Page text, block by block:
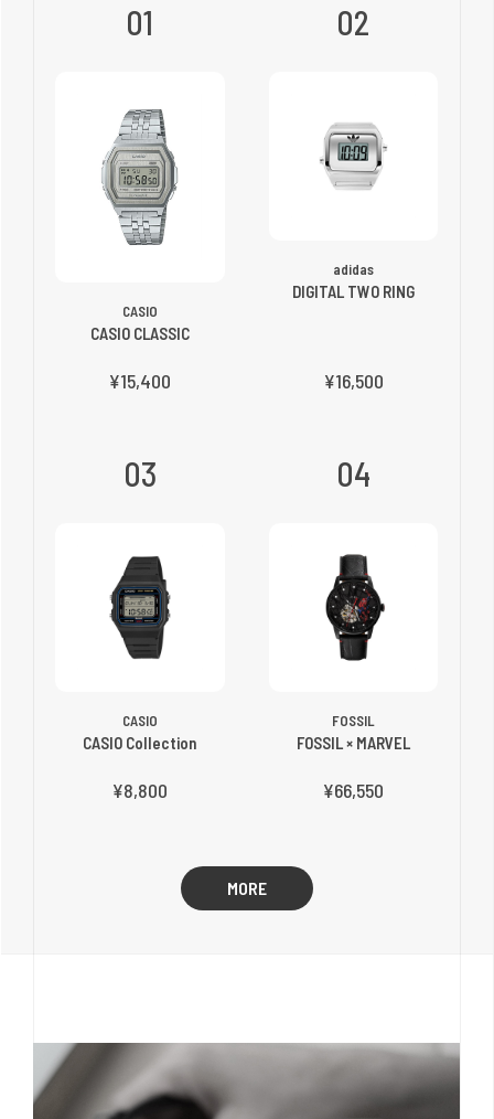
01
CASIO
CASIO CLASSIC
¥15,400
02
adidas
DIGITAL TWO RING
¥16,500
03
CASIO
CASIO Collection
¥8,800
04
FOSSIL
FOSSIL × MARVEL
¥66,550
MORE